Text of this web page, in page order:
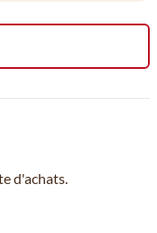
d'achats.